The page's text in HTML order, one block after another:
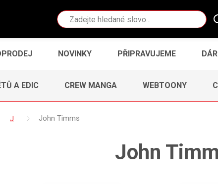
Vyhledávání
NOVINKY PŘIPRAVUJEME
A EDIC CREW MANGA WEBTOONY
J John Timms
John